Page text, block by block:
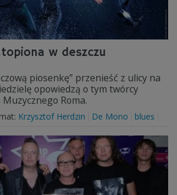
w deszczu
piosenkę” przenieść z ulicy na
opowiedzą o tym twórcy
Roma.
Krzysztof Herdzin De Mono blues